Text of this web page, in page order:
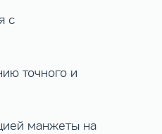
с
точного и
манжеты на